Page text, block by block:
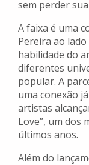
sem perder
A faixa é uma
Pereira ao
habilidade do
diferentes
popular. A
uma conexão
artistas
Love”, um dos
últimos anos.
Além do